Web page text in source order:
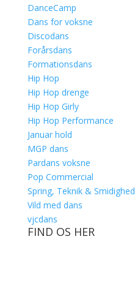
DanceCamp
Dans for voksne
Discodans
Forårsdans
Formationsdans
Hip Hop
Hip Hop drenge
Hip Hop Girly
Hip Hop Performance
Januar hold
MGP dans
Pardans voksne
Pop Commercial
Spring, Teknik & Smidighed
Vild med dans
vjcdans
FIND OS HER